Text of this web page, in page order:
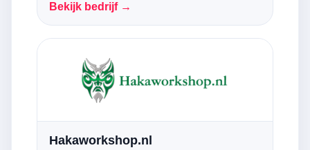
Bekijk bedrijf →
Hakaworkshop.nl